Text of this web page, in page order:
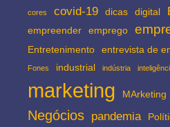
cores covid-19 dicas digital
empreender emprego
Entretenimento entrevista de
Fones industrial indústria
marketing MArketing
Negócios pandemia